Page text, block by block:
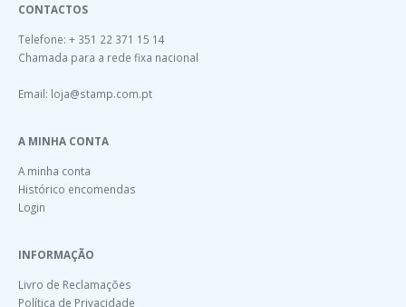
CONTACTOS
Telefone: + 351 22 371 15 14
Chamada para a rede fixa nacional
Email: loja@stamp.com.pt
A MINHA CONTA
A minha conta
Histórico encomendas
Login
INFORMAÇÃO
Livro de Reclamações
Política de Privacidade